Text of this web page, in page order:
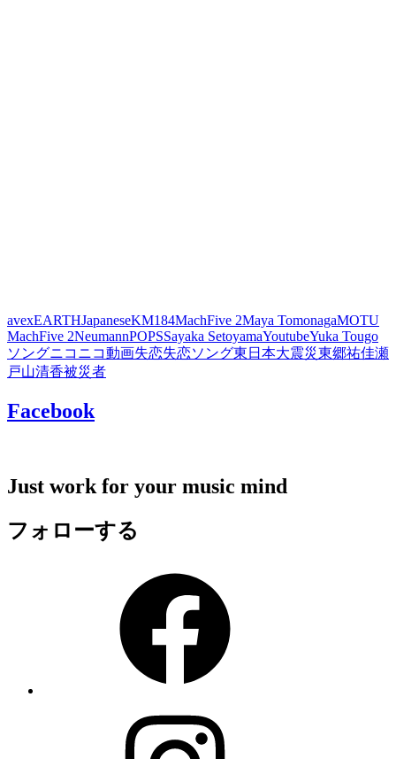
avexEARTHJapaneseKM184MachFive 2Maya TomonagaMOTU
MachFive 2NeumannPOPSSayaka SetoyamaYoutubeYuka Tougo
ソングニコニコ動画失恋失恋ソング東日本大震災東郷祐佳瀬
戸山清香被災者
Facebook
Just work for your music mind
フォローする